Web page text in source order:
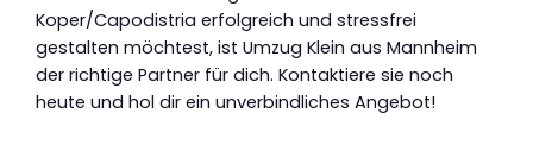
Koper/Capodistria erfolgreich und stressfrei
gestalten möchtest, ist Umzug Klein aus Mannheim
der richtige Partner für dich. Kontaktiere sie noch
heute und hol dir ein unverbindliches Angebot!